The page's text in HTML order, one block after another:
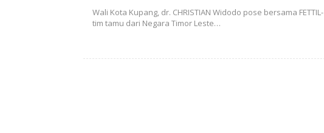
Wali Kota Kupang, dr. CHRISTIAN Widodo pose bersama FETTIL-
tim tamu dari Negara Timor Leste…